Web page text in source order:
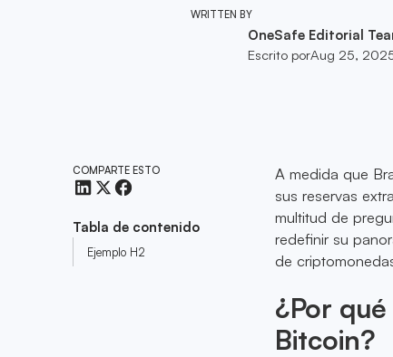
WRITTEN BY
OneSafe Editorial
Escrito porAug 25,
COMPARTE ESTO
Tabla de contenido
Ejemplo H2
A medida que
sus reservas
multitud de
redefinir su
de
¿Por
Bitcoin?